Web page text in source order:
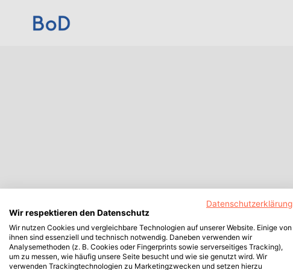
Datenschutzerklärung
Wir respektieren den Datenschutz
Wir nutzen Cookies und vergleichbare Technologien auf unserer Website. Einige von
ihnen sind essenziell und technisch notwendig. Daneben verwenden wir
Analysemethoden (z. B. Cookies oder Fingerprints sowie serverseitiges Tracking),
um zu messen, wie häufig unsere Seite besucht und wie sie genutzt wird. Wir
verwenden Trackingtechnologien zu Marketingzwecken und setzen hierzu